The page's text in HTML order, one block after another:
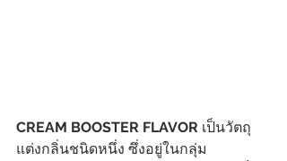
CREAM BOOSTER FLAVOR เป็นวัตถุ
แต่งกลิ่นชนิดหนึ่ง ซึ่งอยู่ในกลุ่ม